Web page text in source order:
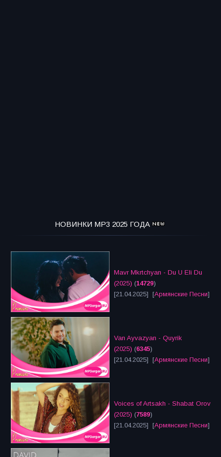
НОВИНКИ MP3 2025 ГОДА
Mavr Mkrtchyan - Du U Eli Du
(2025) (14729)
[21.04.2025] [Армянские Песни]
Van Ayvazyan - Quyrik
(2025) (6345)
[21.04.2025] [Армянские Песни]
Voices of Artsakh - Shabat Orov
(2025) (7589)
[21.04.2025] [Армянские Песни]